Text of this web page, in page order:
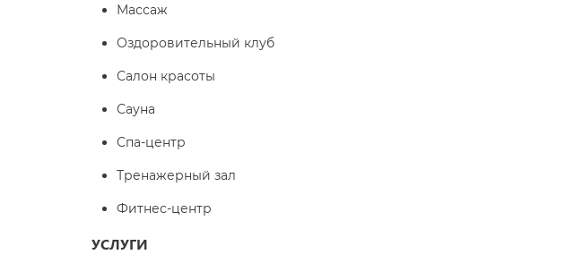
Массаж
Оздоровительный клуб
Салон красоты
Сауна
Спа-центр
Тренажерный зал
Фитнес-центр
УСЛУГИ